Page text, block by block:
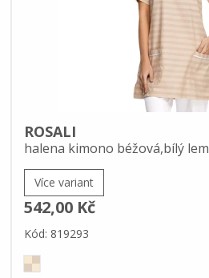
ROSALI
halena kimono béžová,bílý lem
Více variant
542,00 Kč
Kód: 819293